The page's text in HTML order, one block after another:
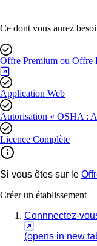
Ce dont vous aurez
Offre Premium ou Offre
Application Web
Autorisation « OSHA :
Licence Complète
Si vous êtes sur le
Créer un établissement
Connnectez-
(opens in new